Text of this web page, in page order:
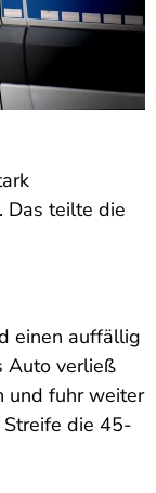
Das teilte die
einen auffällig
Auto verließ
und fuhr weiter
die 45-